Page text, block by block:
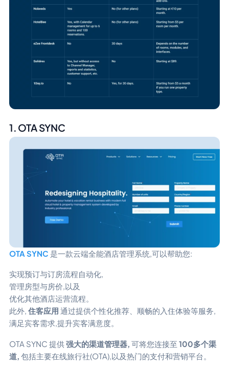
1. OTA SYNC
OTA SYNC 是一款云端全能酒店管理系统,可以帮助您:
实现预订与订房流程自动化,
管理房型与房价,以及
优化其他酒店运营流程。
此外, 住客应用 通过提供个性化推荐、顺畅的入住体验等服务,
满足宾客需求,提升宾客满意度。
OTA SYNC 提供强大的渠道管理器, 可将您连接至 100多个渠
道, 包括主要在线旅行社(OTA),以及热门的支付和营销平台。